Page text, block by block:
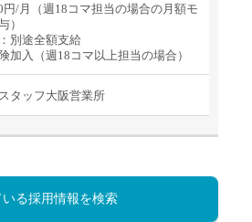
円/月（週18コマ担当の場合の月額モ
）
別途全額支給
加入（週18コマ以上担当の場合）
タッフ大阪営業所
いる採用情報を検索